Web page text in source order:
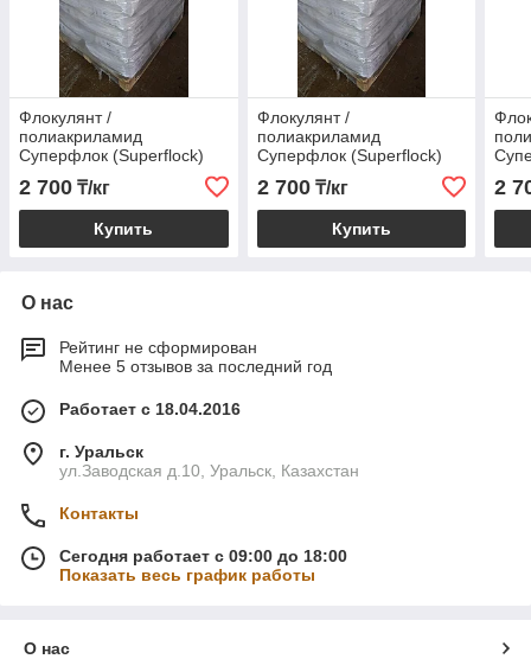
Флокулянт /
полиакриламид
Суперфлок (Superflock)
A170HMW
2 700 ₸/кг
Купить
Флокулянт /
полиакриламид
Суперфлок (Superflock)
C496HMW
2 700₸/кг
Купить
2
О нас
Рейтинг не сформирован
Менее 5 отзывов за последний год
Работает с 18.04.2016
г. Уральск
ул.Заводская д.10, Уральск, Казахстан
Контакты
Сегодня работает с 09:00 до 18:00
Показать весь график работы
О нас